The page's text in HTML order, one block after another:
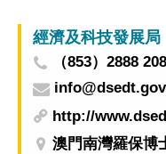
經濟及科技發展局
（853）2888
http://
澳門南灣羅保博